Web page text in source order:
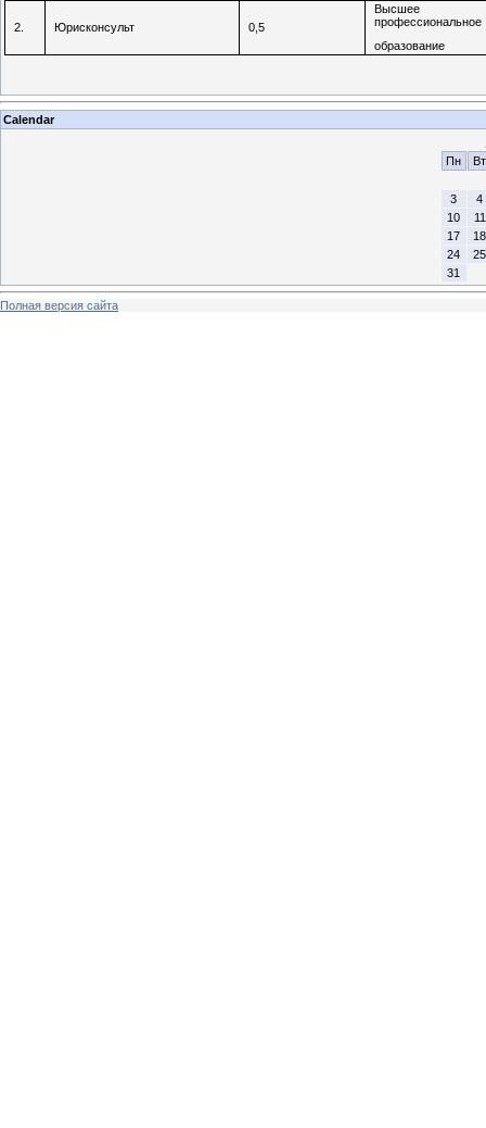
2. Юрисконсульт 0,5
Высшее
профессиональное
образование
Calendar
Пн
Вт
3
4
10
11
17
18
24
25
31
Полная версия сайта